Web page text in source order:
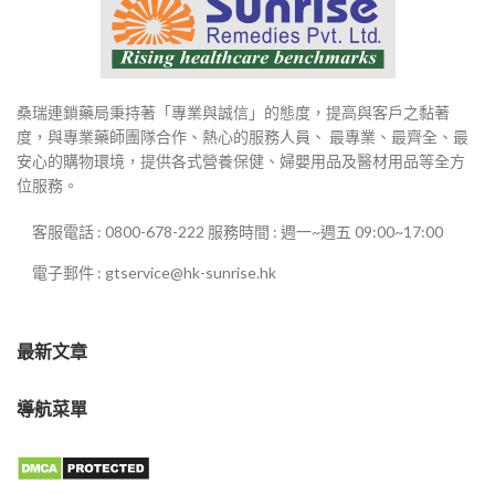
桑瑞連鎖藥局秉持著「專業與誠信」的態度，提高與客戶之黏著
度，與專業藥師團隊合作、熱心的服務人員、 最專業、最齊全、最
安心的購物環境，提供各式營養保健、婦嬰用品及醫材用品等全方
位服務。
客服電話 : 0800-678-222 服務時間 : 週一~週五 09:00~17:00
電子郵件 : gtservice@hk-sunrise.hk
最新文章
導航菜單